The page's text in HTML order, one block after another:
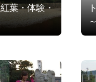
葉・体験・
～